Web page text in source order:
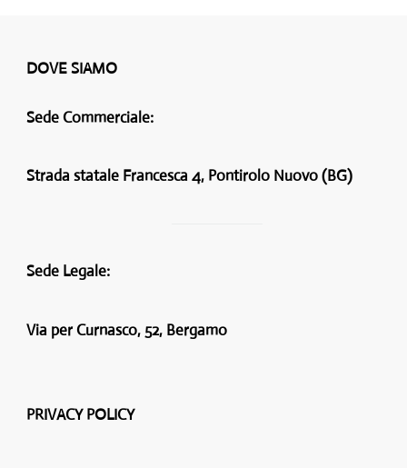
DOVE SIAMO
Sede Commerciale:
Strada statale Francesca 4, Pontirolo Nuovo (BG)
Sede Legale:
Via per Curnasco, 52, Bergamo
PRIVACY POLICY